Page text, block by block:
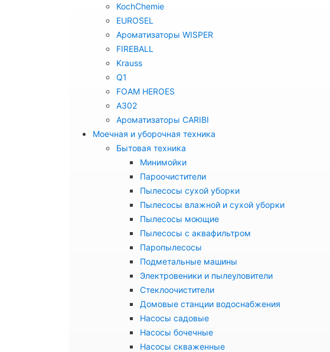
KochChemie
EUROSEL
Ароматизаторы WISPER
FIREBALL
Krauss
Q1
FOAM HEROES
A302
Ароматизаторы CARIBI
Моечная и уборочная техника
Бытовая техника
Минимойки
Пароочистители
Пылесосы сухой уборки
Пылесосы влажной и сухой уборки
Пылесосы моющие
Пылесосы с аквафильтром
Паропылесосы
Подметальные машины
Электровеники и пылеуловители
Стеклоочистители
Домовые станции водоснабжения
Насосы садовые
Насосы бочечные
Насосы скваженные